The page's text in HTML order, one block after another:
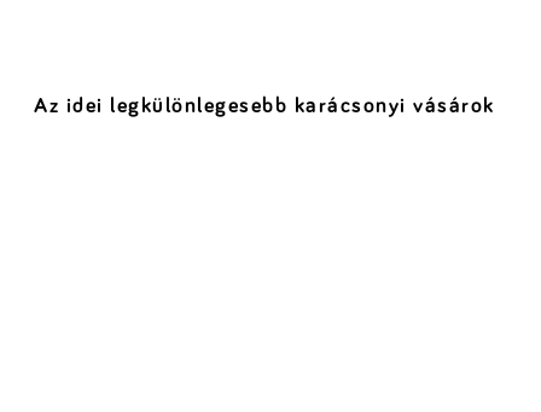
Az idei legkülönlegesebb karácsonyi vásárok